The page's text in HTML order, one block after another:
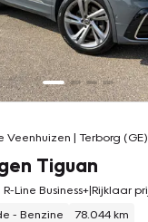
Veenhuizen | Terborg (GE)
Tiguan
- Benzine 78.044 km